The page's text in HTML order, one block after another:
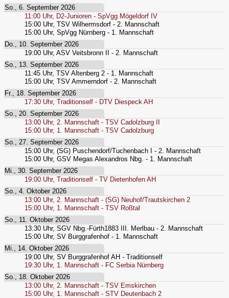
So., 6. September 2026
11:00 Uhr, D2-Junioren - SpVgg Mögeldorf IV
15:00 Uhr, TSV Wilhermsdorf - 2. Mannschaft
15:00 Uhr, SpVgg Nürnberg - 1. Mannschaft
Do., 10. September 2026
19:00 Uhr, ASV Veitsbronn II - 2. Mannschaft
So., 13. September 2026
11:45 Uhr, TSV Altenberg 2 - 1. Mannschaft
15:00 Uhr, TSV Ammerndorf - 2. Mannschaft
Fr., 18. September 2026
17:30 Uhr, Traditionself - DTV Diespeck AH
So., 20. September 2026
13:00 Uhr, 2. Mannschaft - TSV Cadolzburg II
15:00 Uhr, 1. Mannschaft - TSV Cadolzburg
So., 27. September 2026
15:00 Uhr, (SG) Puschendorf/Tuchenbach I - 2. Mannschaft
15:00 Uhr, GSV Megas Alexandros Nbg. - 1. Mannschaft
Mi., 30. September 2026
19:00 Uhr, Traditionself - TV Dietenhofen AH
So., 4. Oktober 2026
13:00 Uhr, 2. Mannschaft - (SG) Neuhof/Trautskirchen 2
15:00 Uhr, 1. Mannschaft - TSV Roßtal
So., 11. Oktober 2026
13:30 Uhr, SGV Nbg.-Fürth1883 III. Merlbau - 2. Mannschaft
15:00 Uhr, SV Burggrafenhof - 1. Mannschaft
Mi., 14. Oktober 2026
19:00 Uhr, SV Burggrafenhof AH - Traditionself
19:30 Uhr, 1. Mannschaft - FC Serbia Nürnberg
So., 18. Oktober 2026
13:00 Uhr, 2. Mannschaft - TSV Emskirchen
15:00 Uhr, 1. Mannschaft - STV Deutenbach 2